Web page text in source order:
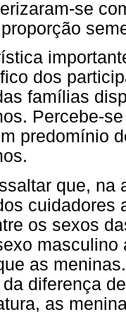
se
dos
famílias
Percebe-
predomínio
que, na
cuidadores
os sexos
as
diferença
as